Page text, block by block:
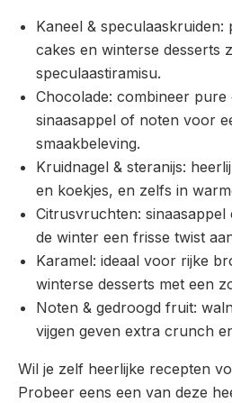
Kaneel &
cakes en winterse desserts
speculaastiramisu.
Chocolade: combineer pure
sinaasappel of noten voor
smaakbeleving.
Kruidnagel & steranijs:
en koekjes, en zelfs in
Citrusvruchten: sinaasappel
de winter een frisse twist
Karamel: ideaal voor rijke
winterse desserts met een
Noten & gedroogd fruit:
vijgen geven extra crunch
Wil je zelf heerlijke recepten
Probeer eens een van deze